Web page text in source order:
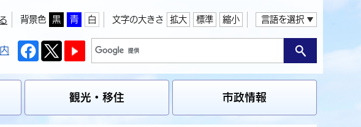
背景色 黒 青 白 文字の大きさ 拡大 標準 縮小 言語を選択
観光・移住 市政情報